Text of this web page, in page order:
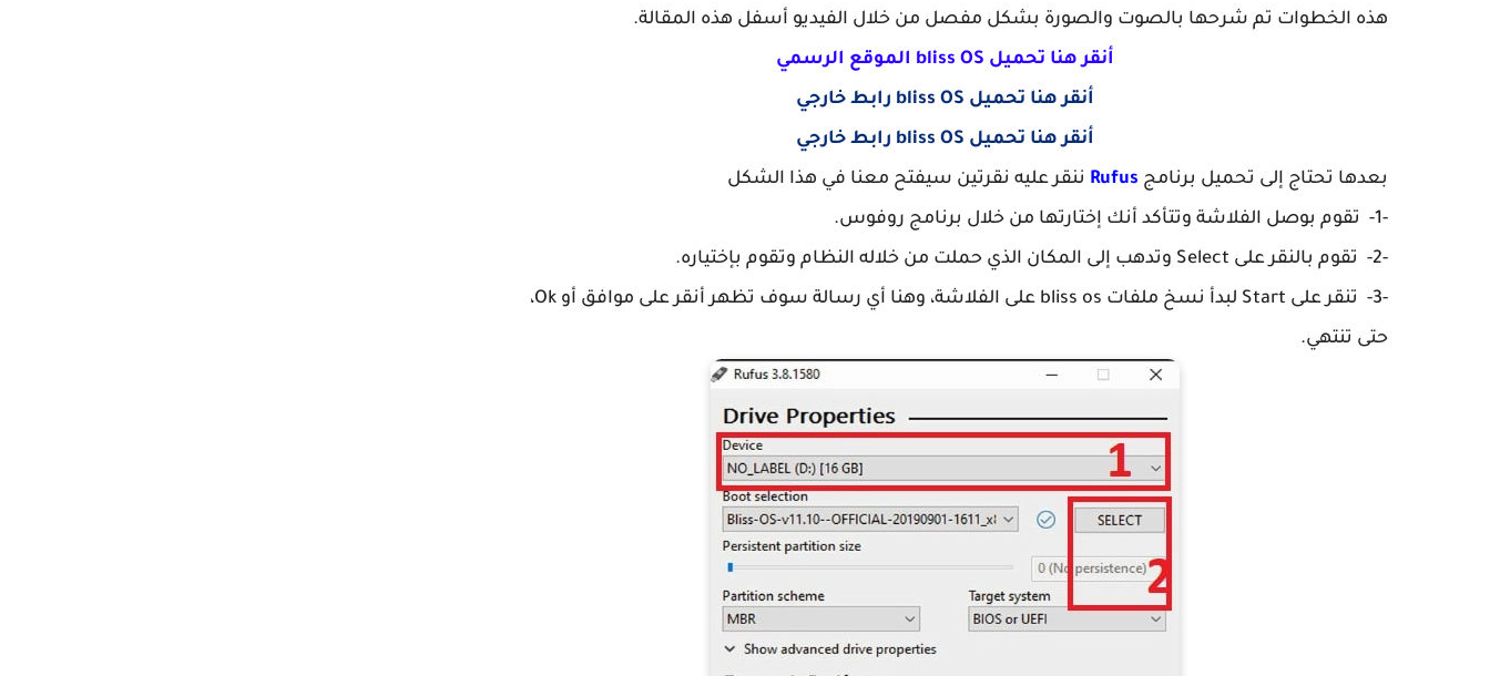
هذه الخطوات تم شرحها بالصوت والصورة بشكل مفصل من خلال الفيديو أسفل هذه المقالة.
أنقر هنا تحميل bliss OS الموقع الرسمي
أنقر هنا تحميل bliss OS رابط خارجي
أنقر هنا تحميل bliss OS رابط خارجي
بعدها تحتاج إلى تحميل برنامج Rufus ننقر عليه نقرتين سيفتح معنا في هذا الشكل
-1- تقوم بوصل الفلاشة وتتأكد أنك إختارتها من خلال برنامج روفوس.
-2- تقوم بالنقر على Select وتدهب إلى المكان الذي حملت من خلاله النظام وتقوم بإختياره.
-3- تنقر على Start لبدأ نسخ ملفات bliss os على الفلاشة، وهنا أي رسالة سوف تظهر أنقر على موافق أو Ok،
حتى تنتهي.